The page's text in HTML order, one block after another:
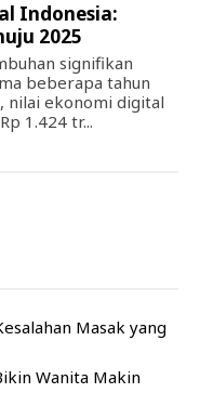
Indonesia:
2025
signifikan
beberapa tahun
nilai ekonomi digital
1.424 tr...
Masak yang
Wanita Makin